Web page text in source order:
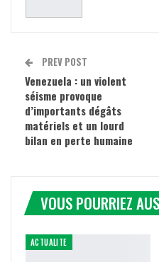
PREV POST
Venezuela : un violent
séisme provoque
d’importants dégâts
matériels et un lourd
bilan en perte humaine
VOUS POURRIEZ
ACTUALITE